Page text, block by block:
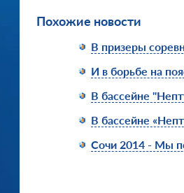
Похожие новости
В призеры
И в борьбе на
В бассейне
В бассейне
Сочи 2014 - Мы